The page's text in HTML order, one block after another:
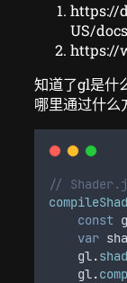
https://
US/
https://
知道了gl是什
哪里通过什么
//
const
var
gl.
gl.